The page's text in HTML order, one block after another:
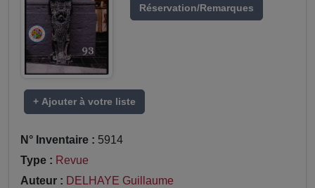
Réservation/Remarques
+ Ajouter à votre liste
N° Inventaire : 5914
Type : Revue
Auteur : DELHAYE Guillaume